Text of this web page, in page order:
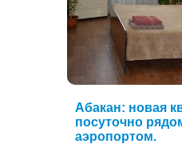
Абакан: новая
посуточно
аэропортом.